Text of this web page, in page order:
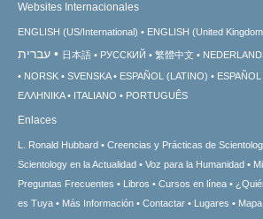
Websites Internacionales
ENGLISH (US/International) ENGLISH (United
עברית 日本語 РУССКИЙ 繁體中文
NORSK
SVENSKA ESPAÑOL (LATINO)
ΕΛΛΗΝΙΚA
ITALIANO PORTUGUÊS
Enlaces
L. Ronald Hubbard Creencias y Prácticas de
Scientology en la Actualidad
Voz para la Humanidad
Preguntas Frecuentes
Libros Cursos en línea
es Tuya
Más Información Contactar Lugares